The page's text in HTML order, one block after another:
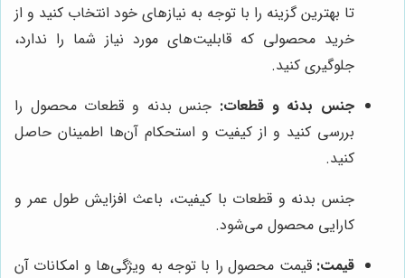
تا بهترین گزینه را با توجه به نیازهای خود انتخاب کنید و از
خرید محصولی که قابلیت‌های مورد نیاز شما را ندارد،
جلوگیری کنید.
جنس بدنه و قطعات: جنس بدنه و قطعات محصول را
بررسی کنید و از کیفیت و استحکام آن‌ها اطمینان حاصل
کنید.
جنس بدنه و قطعات با کیفیت، باعث افزایش طول عمر و
کارایی محصول می‌شود.
قیمت: قیمت محصول را با توجه به ویژگی‌ها و امکانات آن